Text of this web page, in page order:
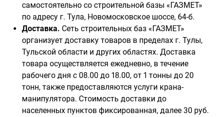
самостоятельно со строительной базы «ГАЗМЕТ»
по адресу г. Тула, Новомосковское шоссе, 64-б.
Доставка. Сеть строительных баз «ГАЗМЕТ»
организует доставку товаров в пределах г. Тулы,
Тульской области и других областях. Доставка
товара осуществляется ежедневно, в течение
рабочего дня с 08.00 до 18.00, от 1 тонны до 20
тонн, также предоставляются услуги крана-
манипулятора. Стоимость доставки до
населенных пунктов фиксированная, далее 30 руб.